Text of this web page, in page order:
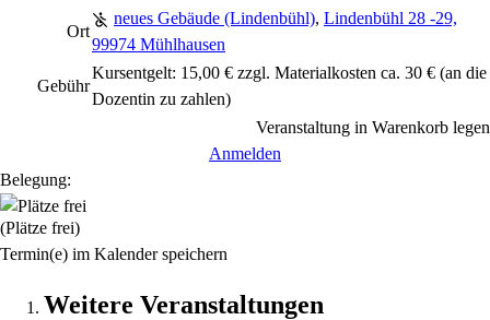
Ort
neues Gebäude (Lindenbühl), Lindenbühl 28 -29,
99974 Mühlhausen
Gebühr
Kursentgelt: 15,00 € zzgl. Materialkosten ca. 30 € (an die
Dozentin zu zahlen)
Veranstaltung in Warenkorb legen
Anmelden
Belegung:
(Plätze frei)
Termin(e) im Kalender speichern
Weitere Veranstaltungen